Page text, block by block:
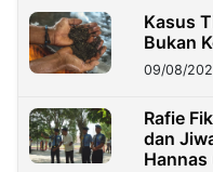
Kasus
Bukan
09/08/
Rafie
dan